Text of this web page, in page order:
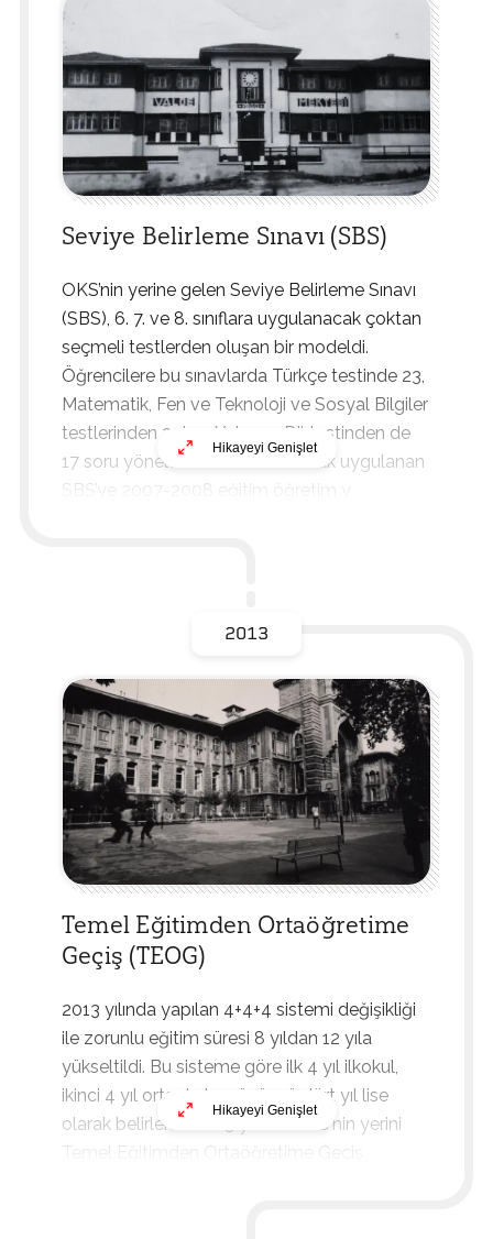
Seviye Belirleme Sınavı (SBS)
OKS’nin yerine gelen Seviye Belirleme Sınavı
(SBS), 6. 7. ve 8. sınıflara uygulanacak çoktan
seçmeli testlerden oluşan bir modeldi.
Öğrencilere bu sınavlarda Türkçe testinde 23,
Matematik, Fen ve Teknoloji ve Sosyal Bilgiler
testlerinden 20’şer, Yabancı Dil testinden de
17 soru yöneltildi. Kademeli olarak uygulanan
SBS’ye 2007-2008 eğitim öğretim y
Hikayeyi Genişlet
2013
Temel Eğitimden Ortaöğretime
Geçiş (TEOG)
2013 yılında yapılan 4+4+4 sistemi değişikliği
ile zorunlu eğitim süresi 8 yıldan 12 yıla
yükseltildi. Bu sisteme göre ilk 4 yıl ilkokul,
ikinci 4 yıl ortaokul ve üçüncü dört yıl lise
olarak belirlendi
. 2013 yılında SBS'nin yerini
Temel Eğitimden Ortaöğretime Geçiş
Hikayeyi Genişlet